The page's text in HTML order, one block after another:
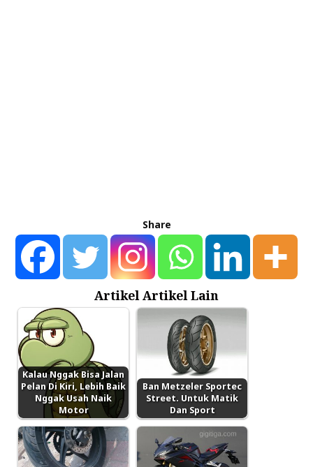
Share
Artikel Artikel Lain
Kalau Nggak Bisa Jalan
Pelan Di Kiri, Lebih Baik
Nggak Usah Naik
Motor
Ban Metzeler Sportec
Street. Untuk Matik
Dan Sport